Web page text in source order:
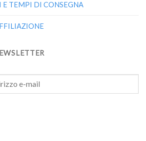
E TEMPI DI CONSEGNA